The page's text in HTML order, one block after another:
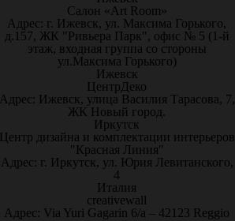
Салон «Art Room»
Адрес: г. Ижевск, ул. Максима Горького,
д.157, ЖК "Ривьера Парк", офис № 5 (1-й
этаж, входная группа со стороны
ул.Максима Горького)
Ижевск
ЦентрДеко
Ижевск, улица Василия Тарасова, 7,
ЖК Новый город.
Иркутск
дизайна и комплектации интерьеров
"Красная Линия"
Адрес: г. Иркутск, ул. Юрия Левитанского,
4
Италия
creativewall
Адрес: Via Yuri Gagarin 6/a – 42123 Reggio